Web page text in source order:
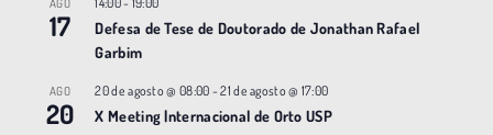
AGO
17
Defesa de Tese de Doutorado de Jonathan Rafael
Garbim
AGO
20
20 de agosto @ 08:00 -21 de agosto @ 17:00
X Meeting |nternacional de Orto USP